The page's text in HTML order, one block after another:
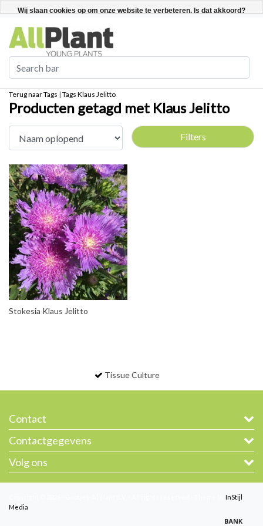
Registreren / Inloggen Nederlands
Terug naar Tags | Tags Klaus Jelitto
Producten getagd met Klaus Jelitto
Filters
Stokesia Klaus Jelitto
Tissue Culture
Contact
Contactgegevens
Volg ons
InStijl
Media
Wij slaan cookies op om onze website te verbeteren. Is dat akkoord?